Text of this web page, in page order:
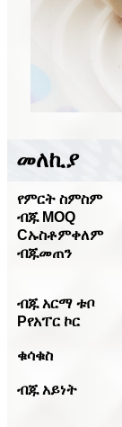
መለኪያ
የምርት ስምስም
ብጁ MOQ
Cኡስቶምቀለም
ብጁመጠን
ብጁ አርማ ቱቦ
Pየአፐር ኮር
ቁሳቁስ
ብጁ አይነት